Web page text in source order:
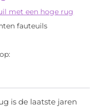
met een hoge rug
fauteuils
is de laatste jaren